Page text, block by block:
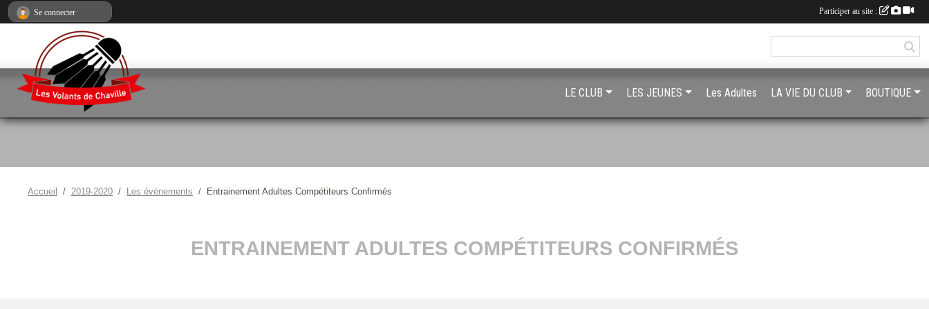
Accueil 2019-2020 Les évènements Entrainement Adultes Compétiteurs Confirmés
ENTRAINEMENT ADULTES COMPÉTITEURS CONFIRMÉS
LE CLUB LES JEUNES Les Adultes LA VIE DU CLUB BOUTIQUE
Se connecter Participer au site :
Panneau de gestion des cookies